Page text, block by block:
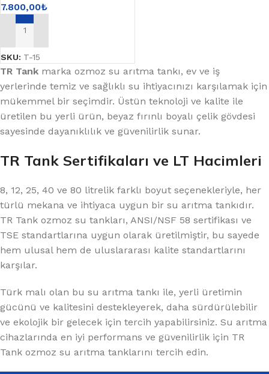
7.800,00₺
SEPETE EKLE
SKU: T-15
TR Tank marka ozmoz su arıtma tankı, ev ve iş
yerlerinde temiz ve sağlıklı su ihtiyacınızı karşılamak için
mükemmel bir seçimdir. Üstün teknoloji ve kalite ile
üretilen bu yerli ürün, beyaz fırınlı boyalı çelik gövdesi
sayesinde dayanıklılık ve güvenilirlik sunar.
TR Tank Sertifikaları ve LT Hacimleri
8, 12, 25, 40 ve 80 litrelik farklı boyut seçenekleriyle, her
türlü mekana ve ihtiyaca uygun bir su arıtma tankıdır.
TR Tank ozmoz su tankları, ANSI/NSF 58 sertifikası ve
TSE standartlarına uygun olarak üretilmiştir, bu sayede
hem ulusal hem de uluslararası kalite standartlarını
karşılar.
Türk malı olan bu su arıtma tankı ile, yerli üretimin
gücünü ve kalitesini destekleyerek, daha sürdürülebilir
ve ekolojik bir gelecek için tercih yapabilirsiniz. Su arıtma
cihazlarında en iyi performans ve güvenilirlik için TR
Tank ozmoz su arıtma tanklarını tercih edin.